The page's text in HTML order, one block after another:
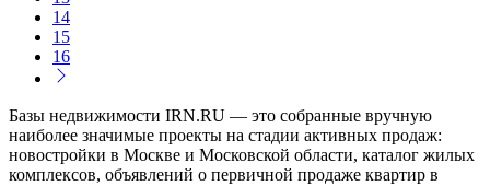
14
15
16
Базы недвижимости IRN.RU — это собранные вручную
наиболее значимые проекты на стадии активных продаж:
новостройки в Москве и Московской области, каталог жилых
комплексов, объявлений о первичной продаже квартир в